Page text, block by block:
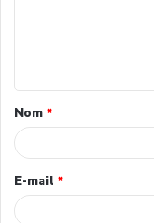
Nom *
E-mail *